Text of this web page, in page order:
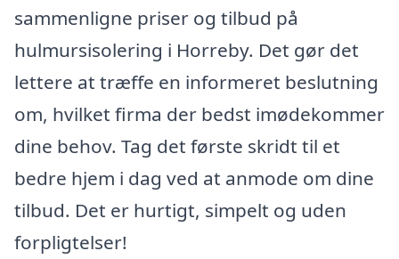
sammenligne priser og tilbud på
hulmursisolering i Horreby. Det gør det
lettere at træffe en informeret beslutning
om, hvilket firma der bedst imødekommer
dine behov. Tag det første skridt til et
bedre hjem i dag ved at anmode om dine
tilbud. Det er hurtigt, simpelt og uden
forpligtelser!